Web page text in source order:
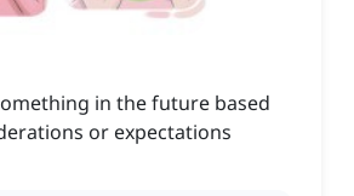
in the future based
or expectations